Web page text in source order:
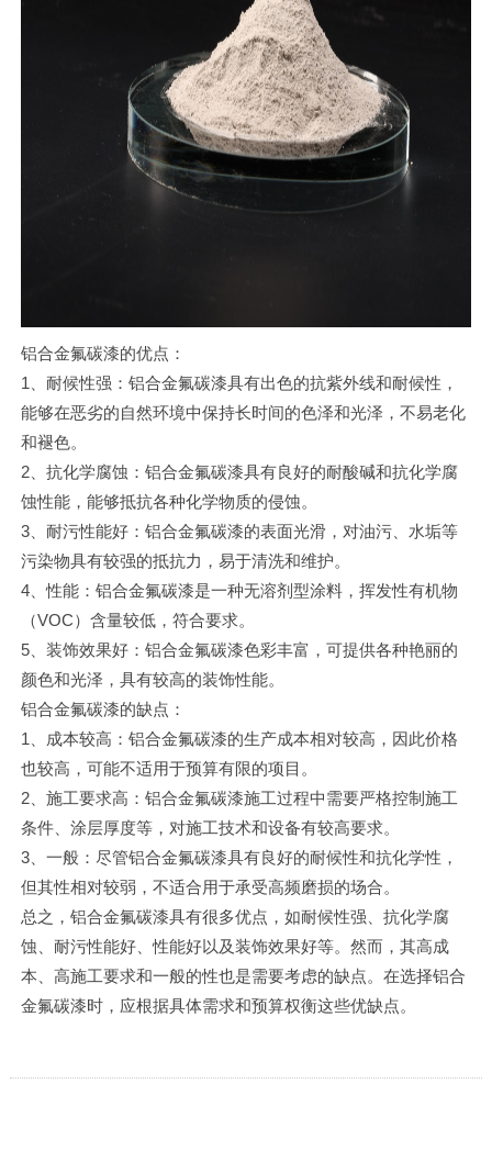
铝合金氟碳漆的优点：
1、耐候性强：铝合金氟碳漆具有出色的抗紫外线和耐候性，
能够在恶劣的自然环境中保持长时间的色泽和光泽，不易老化
和褪色。
2、抗化学腐蚀：铝合金氟碳漆具有良好的耐酸碱和抗化学腐
蚀性能，能够抵抗各种化学物质的侵蚀。
3、耐污性能好：铝合金氟碳漆的表面光滑，对油污、水垢等
污染物具有较强的抵抗力，易于清洗和维护。
4、性能：铝合金氟碳漆是一种无溶剂型涂料，挥发性有机物
（VOC）含量较低，符合要求。
5、装饰效果好：铝合金氟碳漆色彩丰富，可提供各种艳丽的
颜色和光泽，具有较高的装饰性能。
铝合金氟碳漆的缺点：
1、成本较高：铝合金氟碳漆的生产成本相对较高，因此价格
也较高，可能不适用于预算有限的项目。
2、施工要求高：铝合金氟碳漆施工过程中需要严格控制施工
条件、涂层厚度等，对施工技术和设备有较高要求。
3、一般：尽管铝合金氟碳漆具有良好的耐候性和抗化学性，
但其性相对较弱，不适合用于承受高频磨损的场合。
总之，铝合金氟碳漆具有很多优点，如耐候性强、抗化学腐
蚀、耐污性能好、性能好以及装饰效果好等。然而，其高成
本、高施工要求和一般的性也是需要考虑的缺点。在选择铝合
金氟碳漆时，应根据具体需求和预算权衡这些优缺点。